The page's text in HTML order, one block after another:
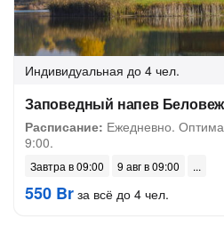
Индивидуальная до 4 чел.
Заповедный напев
Расписание: Ежедневно.
9:00.
Завтра в 09:00 9 авг в 09:00
550 Br за всё до 4 чел.